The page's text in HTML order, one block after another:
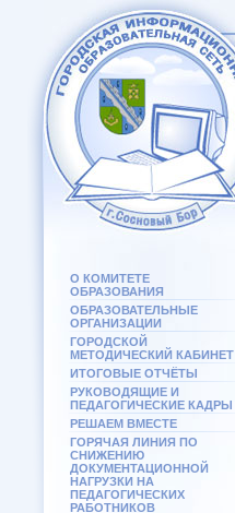
О КОМИТЕТЕ
ОБРАЗОВАНИЯ
ОБРАЗОВАТЕЛЬНЫЕ
ОРГАНИЗАЦИИ
ГОРОДСКОЙ
МЕТОДИЧЕСКИЙ КАБИНЕТ
ИТОГОВЫЕ ОТЧЁТЫ
РУКОВОДЯЩИЕ И
ПЕДАГОГИЧЕСКИЕ КАДРЫ
РЕШАЕМ ВМЕСТЕ
ГОРЯЧАЯ ЛИНИЯ ПО
СНИЖЕНИЮ
ДОКУМЕНТАЦИОННОЙ
НАГРУЗКИ НА
ПЕДАГОГИЧЕСКИХ
РАБОТНИКОВ